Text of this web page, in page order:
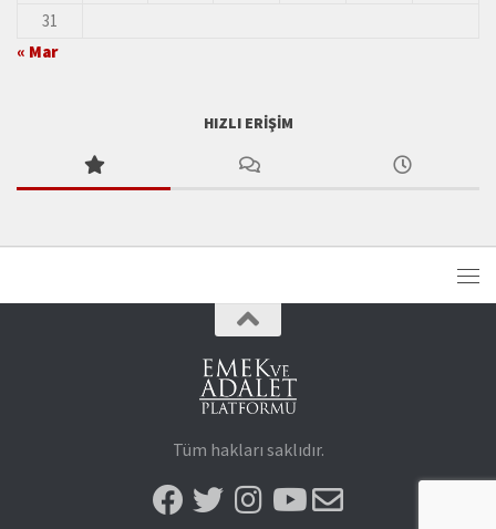
31
« Mar
HIZLI ERIŞIM
Tüm hakları saklıdır.